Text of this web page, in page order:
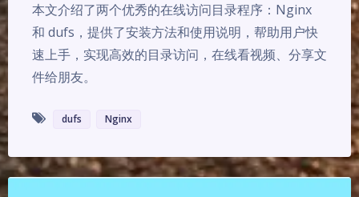
本文介绍了两个优秀的在线访问目录程序：Nginx
和 dufs，提供了安装方法和使用说明，帮助用户快
速上手，实现高效的目录访问，在线看视频、分享文
件给朋友。
dufs Nginx